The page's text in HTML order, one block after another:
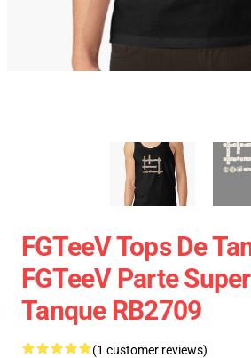
FGTeeV Tops De
FGTeeV Parte
Tanque RB2709
(1 customer reviews)